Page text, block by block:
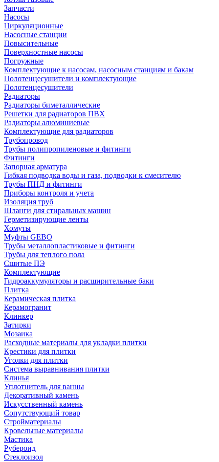
Запчасти
Насосы
Циркуляционные
Насосные станции
Повысительные
Поверхностные насосы
Погружные
Комплектующие к насосам, насосным станциям и бакам
Полотенцесушители и комплектующие
Полотенцесушители
Радиаторы
Радиаторы биметаллические
Решетки для радиаторов ПВХ
Радиаторы алюминиевые
Комплектующие для радиаторов
Трубопровод
Трубы полипропиленовые и фитинги
Фитинги
Запорная арматура
Гибкая подводка воды и газа, подводки к смесителю
Трубы ПНД и фитинги
Приборы контроля и учета
Изоляция труб
Шланги для стиральных машин
Герметизирующие ленты
Хомуты
Муфты GEBO
Трубы металлопластиковые и фитинги
Трубы для теплого пола
Сшитые ПЭ
Комплектующие
Гидроаккумуляторы и расширительные баки
Плитка
Керамическая плитка
Керамогранит
Клинкер
Затирки
Мозаика
Расходные материалы для укладки плитки
Крестики для плитки
Уголки для плитки
Система выравнивания плитки
Клинья
Уплотнитель для ванны
Декоративный камень
Искусственный камень
Сопутствующий товар
Стройматериалы
Кровельные материалы
Мастика
Рубероид
Стеклоизол